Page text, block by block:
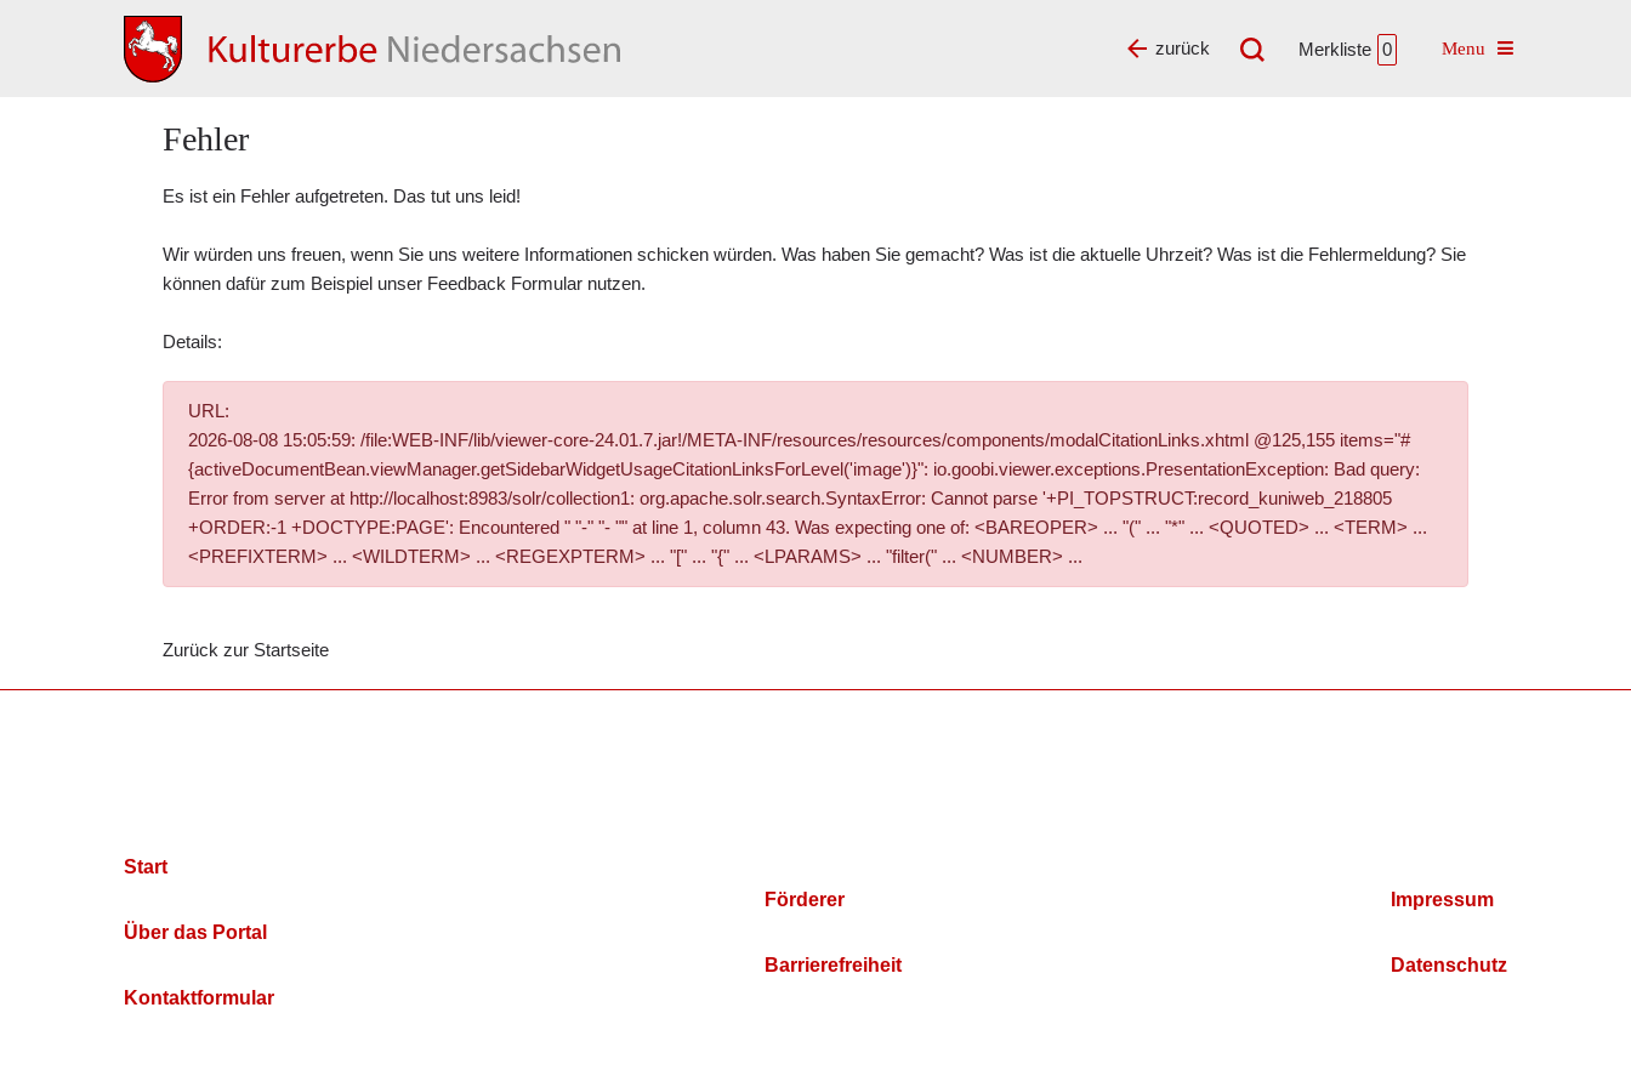
Merkliste 0 Toggle navigation
zurück
Fehler
Es ist ein Fehler aufgetreten. Das tut uns leid!
Wir würden uns freuen, wenn Sie uns weitere Informationen schicken würden. Was haben Sie gemacht? Was ist die aktuelle Uhrzeit? Was ist die Fehlermeldung? Sie
können dafür zum Beispiel unser Feedback Formular nutzen.
Details:
URL:
2026-08-08 15:05:59: /file:WEB-INF/lib/viewer-core-24.01.7.jar!/META-INF/resources/resources/components/modalCitationLinks.xhtml @125,155 items="#
{activeDocumentBean.viewManager.getSidebarWidgetUsageCitationLinksForLevel('image')}": io.goobi.viewer.exceptions.PresentationException: Bad query:
Error from server at http://localhost:8983/solr/collection1: org.apache.solr.search.SyntaxError: Cannot parse '+PI_TOPSTRUCT:record_kuniweb_218805
+ORDER:-1 +DOCTYPE:PAGE': Encountered " "-" "- "" at line 1, column 43. Was expecting one of: <BAREOPER> ... "(" ... "*" ... <QUOTED> ... <TERM> ...
<PREFIXTERM> ... <WILDTERM> ... <REGEXPTERM> ... "[" ... "{" ... <LPARAMS> ... "filter(" ... <NUMBER> ...
Zurück zur Startseite
Start
Über das Portal
Kontaktformular
Förderer
Barrierefreiheit
Impressum
Datenschutz